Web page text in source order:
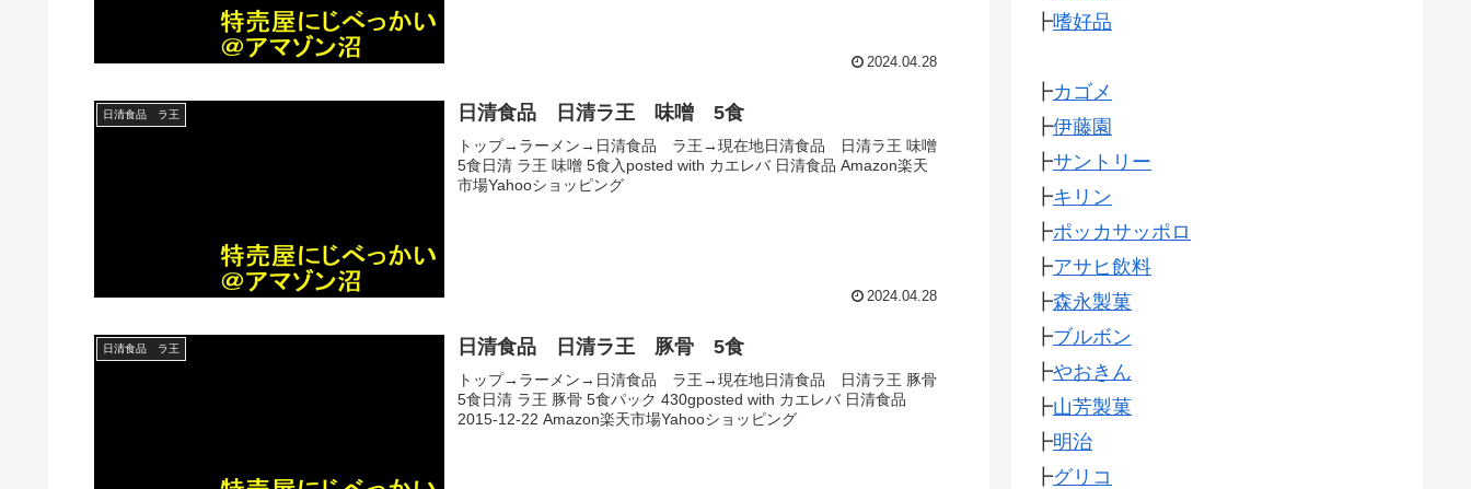
2024.04.28
日清食品 ラ王 日清食品 日清ラ王 味噌 5食
トップ→ラーメン→日清食品 ラ王→現在地日清食品 日清ラ王 味噌
5食日清 ラ王 味噌 5食入posted with カエレバ 日清食品 Amazon楽天
市場Yahooショッピング
2024.04.28
日清食品 ラ王 日清食品 日清ラ王 豚骨 5食
トップ→ラーメン→日清食品 ラ王→現在地日清食品 日清ラ王 豚骨
5食日清 ラ王 豚骨 5食パック 430gposted with カエレバ 日清食品
2015-12-22 Amazon楽天市場Yahooショッピング
┣嗜好品
┣カゴメ
┣伊藤園
┣サントリー
┣キリン
┣ポッカサッポロ
┣アサヒ飲料
┣森永製菓
┣ブルボン
┣やおきん
┣山芳製菓
┣明治
┣グリコ